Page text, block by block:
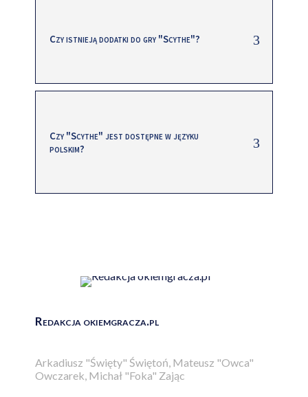
Czy istnieją dodatki do gry "Scythe"?
Czy "Scythe" jest dostępne w języku
polskim?
Redakcja okiemgracza.pl
Arkadiusz "Święty" Świętoń, Mateusz "Owca"
Owczarek, Michał "Foka" Zając